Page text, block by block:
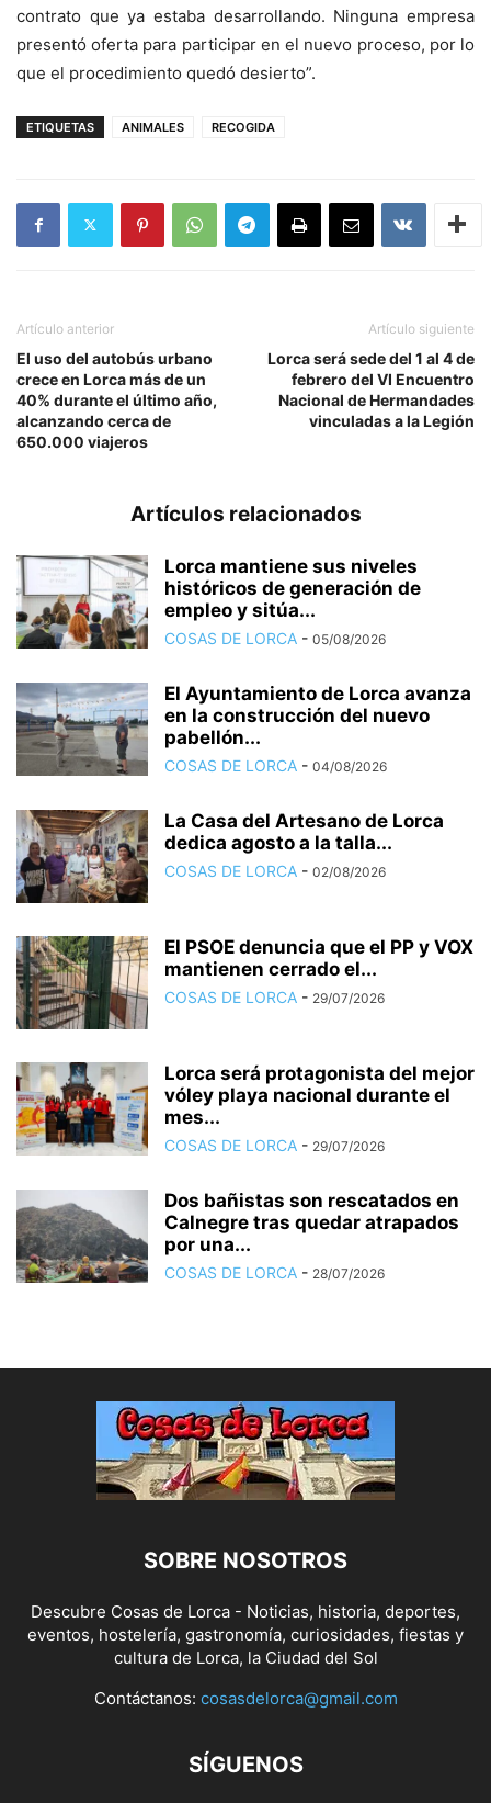
contrato que ya estaba desarrollando. Ninguna empresa
presentó oferta para participar en el nuevo proceso, por lo
que el procedimiento quedó desierto”.
ETIQUETAS ANIMALES RECOGIDA
Artículo anterior
El uso del autobús urbano
crece en Lorca más de un
40% durante el último año,
alcanzando cerca de
650.000 viajeros
Artículo siguiente
Lorca será sede del 1 al 4 de
febrero del VI Encuentro
Nacional de Hermandades
vinculadas a la Legión
Artículos relacionados
Lorca mantiene sus niveles
históricos de generación de
empleo y sitúa...
COSAS DE LORCA - 05/08/2026
El Ayuntamiento de Lorca avanza
en la construcción del nuevo
pabellón...
COSAS DE LORCA - 04/08/2026
La Casa del Artesano de Lorca
dedica agosto a la talla...
COSAS DE LORCA - 02/08/2026
El PSOE denuncia que el PP y VOX
mantienen cerrado el...
COSAS DE LORCA - 29/07/2026
Lorca será protagonista del mejor
vóley playa nacional durante el
mes...
COSAS DE LORCA - 29/07/2026
Dos bañistas son rescatados en
Calnegre tras quedar atrapados
por una...
COSAS DE LORCA - 28/07/2026
SOBRE NOSOTROS
Descubre Cosas de Lorca - Noticias, historia, deportes,
eventos, hostelería, gastronomía, curiosidades, fiestas y
cultura de Lorca, la Ciudad del Sol
Contáctanos: cosasdelorca@gmail.com
SÍGUENOS